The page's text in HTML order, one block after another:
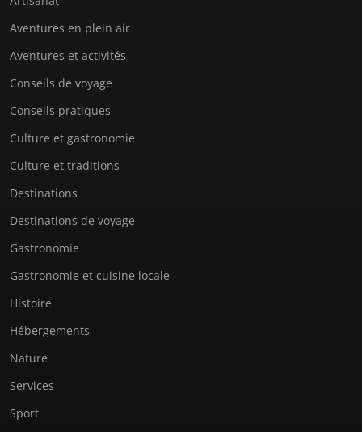
Aventures en plein air
Aventures et activités
Conseils de voyage
Conseils pratiques
Culture et gastronomie
Culture et traditions
Destinations
Destinations de voyage
Gastronomie
Gastronomie et cuisine locale
Histoire
Hébergements
Nature
Services
Sport